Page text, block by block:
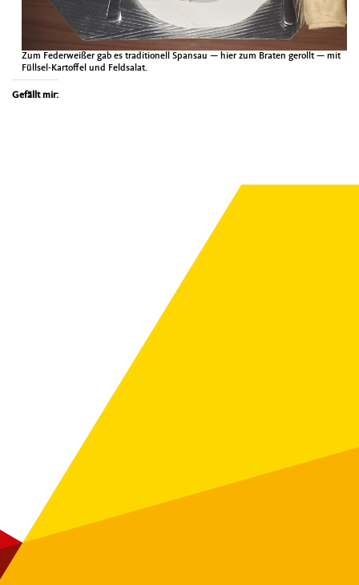
Zum Fed­er­weißer gab es tra­di­tionell Spansau — hier zum Brat­en gerollt — mit
Füllsel-Kartof­fel und Feld­salat.
Gefällt mir: